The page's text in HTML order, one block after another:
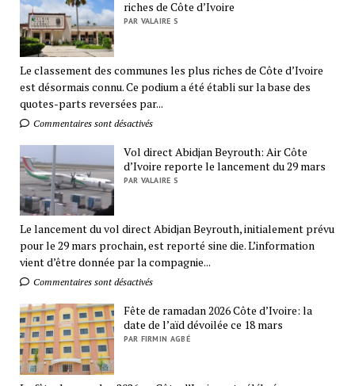
riches de Côte d’Ivoire
PAR VALAIRE S
Le classement des communes les plus riches de Côte d’Ivoire
est désormais connu. Ce podium a été établi sur la base des
quotes-parts reversées par...
Commentaires sont désactivés
Vol direct Abidjan Beyrouth: Air Côte
d’Ivoire reporte le lancement du 29 mars
PAR VALAIRE S
Le lancement du vol direct Abidjan Beyrouth, initialement prévu
pour le 29 mars prochain, est reporté sine die. L’information
vient d’être donnée par la compagnie...
Commentaires sont désactivés
Fête de ramadan 2026 Côte d’Ivoire: la
date de l’aïd dévoilée ce 18 mars
PAR FIRMIN AGBÉ